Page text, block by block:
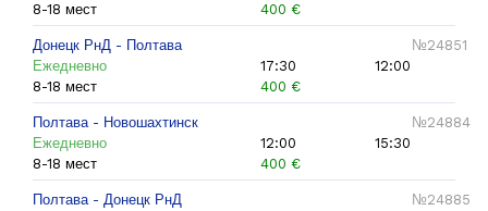
8-18 мест
400 €
Донецк РнД - Полтава
№24851
Ежедневно
17:30
12:00
8-18 мест
400 €
Полтава - Новошахтинск
№24884
Ежедневно
12:00
15:30
8-18 мест
400 €
Полтава - Донецк РнД
№24885